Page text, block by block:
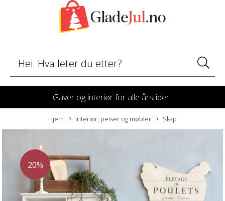
Gaver og interiør for alle årstider
Hjem Interiør, peiser og møbler Skap
20%